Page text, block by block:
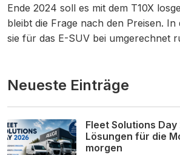
Ende 2024 soll es mit dem T10X
bleibt die Frage nach den Preisen.
sie für das E-SUV bei umgerechnet
Neueste Einträge
Fleet Solutions
Lösungen für die
morgen